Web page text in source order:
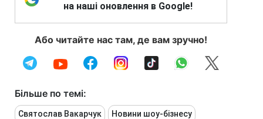
на наші оновлення в Google!
Або читайте нас там, де вам зручно!
Більше по темі:
Святослав Вакарчук Новини шоу-бізнесу